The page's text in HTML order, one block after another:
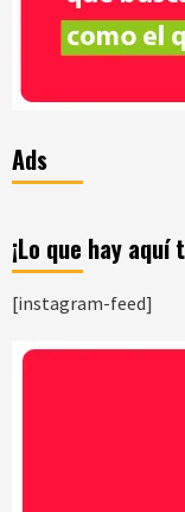
Ads
¡Lo que hay
[instagram-feed]